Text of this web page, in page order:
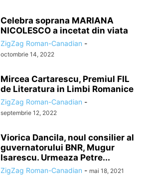
Celebra soprana MARIANA
NICOLESCO a incetat din viata
ZigZag Roman-Canadian -
octombrie 14, 2022
Mircea Cartarescu, Premiul FIL
de Literatura in Limbi Romanice
ZigZag Roman-Canadian -
septembrie 12, 2022
Viorica Dancila, noul consilier al
guvernatorului BNR, Mugur
Isarescu. Urmeaza Petre...
ZigZag Roman-Canadian - mai 18, 2021